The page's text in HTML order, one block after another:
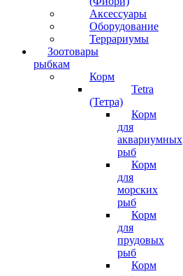
Аксессуары
Оборудование
Террариумы
Зоотовары
рыбкам
Корм
Tetra
(Тетра)
Корм
для
аквариумных
рыб
Корм
для
морских
рыб
Корм
для
прудовых
рыб
Корм